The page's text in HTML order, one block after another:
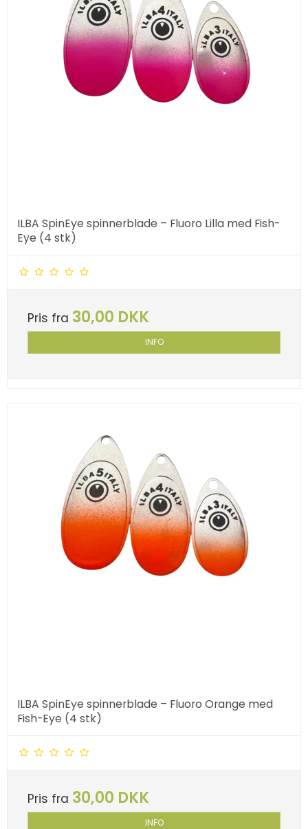
ILBA SpinEye spinnerblade – Fluoro Lilla med Fish-
Eye (4 stk)
Pris fra 30,00 DKK
INFO
ILBA SpinEye spinnerblade – Fluoro Orange med
Fish-Eye (4 stk)
Pris fra 30,00 DKK
INFO